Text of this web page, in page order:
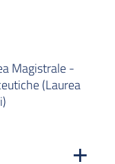
Magistrale -
(Laurea